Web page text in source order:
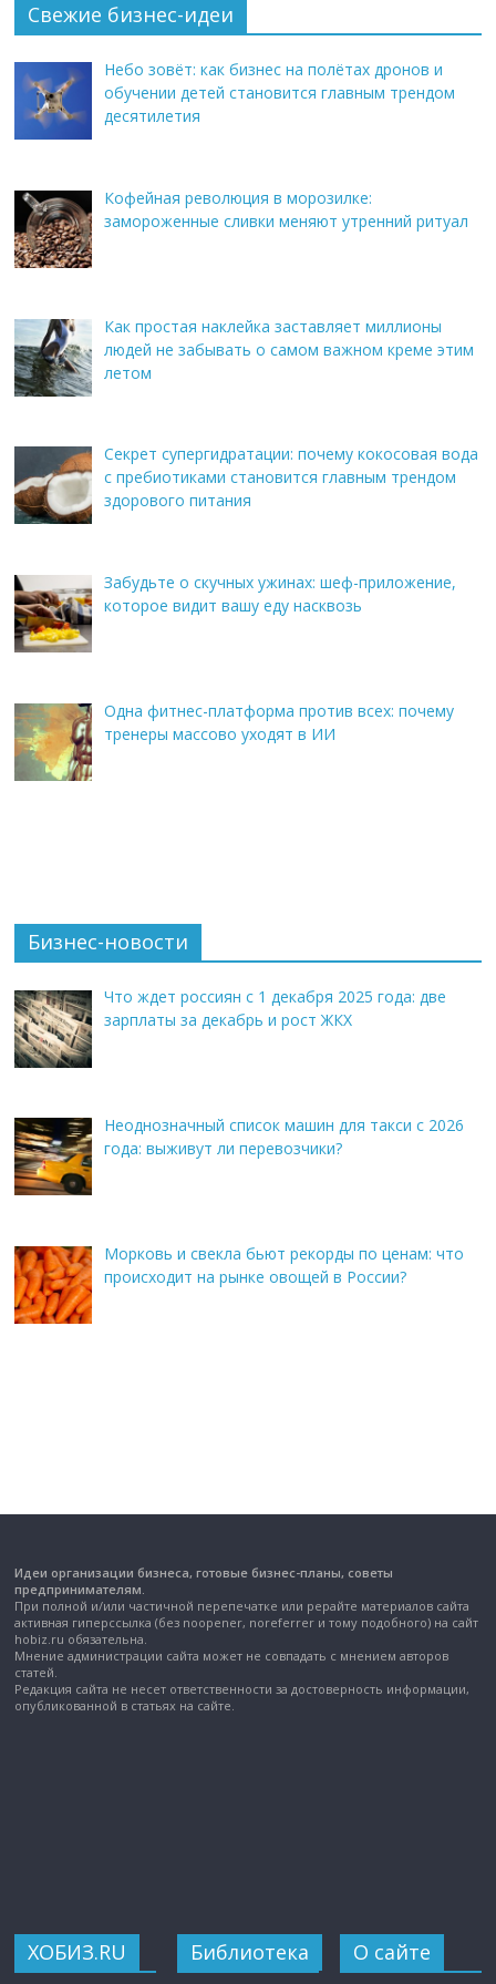
Свежие бизнес-идеи
Небо зовёт: как бизнес на полётах дронов и
обучении детей становится главным трендом
десятилетия
Кофейная революция в морозилке:
замороженные сливки меняют утренний ритуал
Как простая наклейка заставляет миллионы
людей не забывать о самом важном креме этим
летом
Секрет супергидратации: почему кокосовая вода
с пребиотиками становится главным трендом
здорового питания
Забудьте о скучных ужинах: шеф-приложение,
которое видит вашу еду насквозь
Одна фитнес-платформа против всех: почему
тренеры массово уходят в ИИ
Бизнес-новости
Что ждет россиян с 1 декабря 2025 года: две
зарплаты за декабрь и рост ЖКХ
Неоднозначный список машин для такси с 2026
года: выживут ли перевозчики?
Морковь и свекла бьют рекорды по ценам: что
происходит на рынке овощей в России?
Идеи организации бизнеса, готовые бизнес-планы, советы
предпринимателям.
При полной и/или частичной перепечатке или рерайте материалов сайта
активная гиперссылка (без noopener, noreferrer и тому подобного) на сайт
hobiz.ru обязательна.
Мнение администрации сайта может не совпадать с мнением авторов
статей.
Редакция сайта не несет ответственности за достоверность информации,
опубликованной в статьях на сайте.
ХОБИЗ.RU Библиотека О сайте